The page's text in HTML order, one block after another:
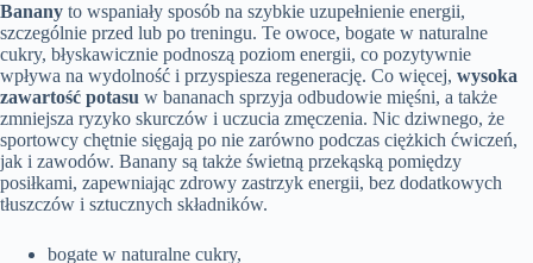
Banany to wspaniały sposób na szybkie uzupełnienie energii,
szczególnie przed lub po treningu. Te owoce, bogate w naturalne
cukry, błyskawicznie podnoszą poziom energii, co pozytywnie
wpływa na wydolność i przyspiesza regenerację. Co więcej, wysoka
zawartość potasu w bananach sprzyja odbudowie mięśni, a także
zmniejsza ryzyko skurczów i uczucia zmęczenia. Nic dziwnego, że
sportowcy chętnie sięgają po nie zarówno podczas ciężkich ćwiczeń,
jak i zawodów. Banany są także świetną przekąską pomiędzy
posiłkami, zapewniając zdrowy zastrzyk energii, bez dodatkowych
tłuszczów i sztucznych składników.
bogate w naturalne cukry,